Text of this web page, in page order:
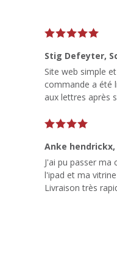
Stig Defeyter,
Site web simple
commande a été
aux lettres après
Anke hendrickx,
J'ai pu passer ma
l'ipad et ma
Livraison très